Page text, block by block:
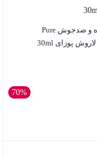
سرم روشن کننده و ضدجوش Pure
70%